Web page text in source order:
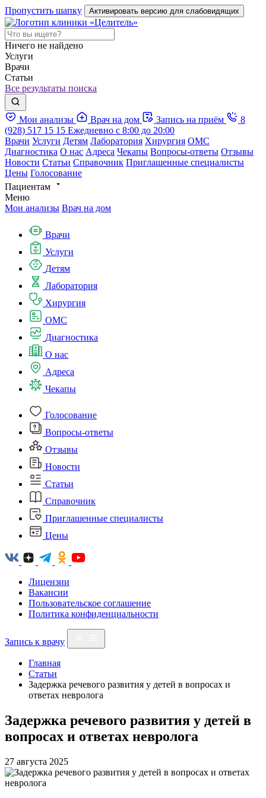
Пропустить шапку Активировать версию для слабовидящих
Ничего не найдено
Услуги
Врачи
Статьи
Все результаты поиска
Мои анализы Врач на дом Запись на приём
8
(928) 517 15 15 Ежедневно с 8:00 до 20:00
Врачи Услуги Детям Лаборатория Хирургия ОМС
Диагностика О нас Адреса Чекапы Вопросы-ответы Отзывы
Новости Статьи Справочник Приглашенные специалисты
Цены Голосование
Пациентам
Меню
Мои анализы Врач на дом
Врачи
Услуги
Детям
Лаборатория
Хирургия
ОМС
Диагностика
О нас
Адреса
Чекапы
Голосование
Вопросы-ответы
Отзывы
Новости
Статьи
Справочник
Приглашенные специалисты
Цены
Лицензии
Вакансии
Пользовательское соглашение
Политика конфиденциальности
Запись к врачу
Главная
Статьи
Задержка речевого развития у детей в вопросах и
ответах невролога
Задержка речевого развития у детей в
вопросах и ответах невролога
27 августа 2025